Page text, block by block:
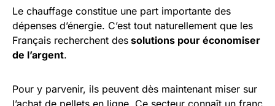
Le chauffage constitue une part importante des
dépenses d’énergie. C’est tout naturellement que les
Français recherchent des solutions pour économiser
de l’argent.
Pour y parvenir, ils peuvent dès maintenant miser sur
l’achat de pellets en ligne. Ce secteur connaît un franc